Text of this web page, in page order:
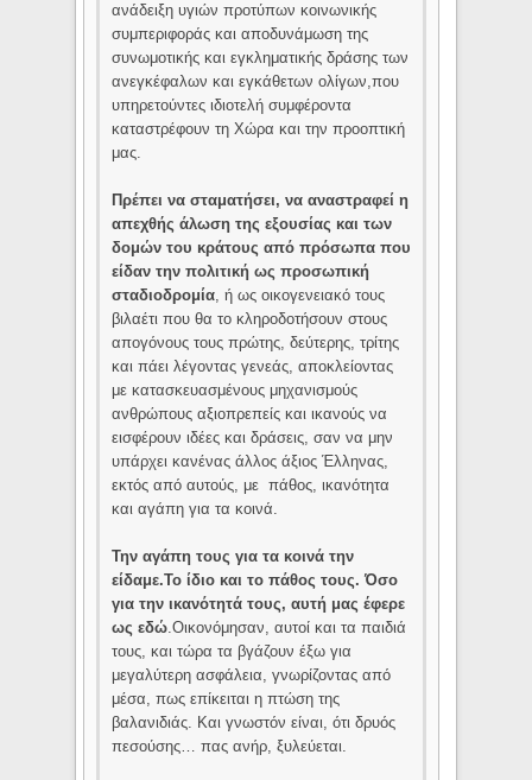
ανάδειξη υγιών προτύπων κοινωνικής
συμπεριφοράς και αποδυνάμωση της
συνωμοτικής και εγκληματικής δράσης των
ανεγκέφαλων και εγκάθετων ολίγων,που
υπηρετούντες ιδιοτελή συμφέροντα
καταστρέφουν τη Χώρα και την προοπτική
μας.
Πρέπει να σταματήσει, να αναστραφεί η
απεχθής άλωση της εξουσίας και των
δομών του κράτους από πρόσωπα που
είδαν την πολιτική ως προσωπική
σταδιοδρομία, ή ως οικογενειακό τους
βιλαέτι που θα το κληροδοτήσουν στους
απογόνους τους πρώτης, δεύτερης, τρίτης
και πάει λέγοντας γενεάς, αποκλείοντας
με κατασκευασμένους μηχανισμούς
ανθρώπους αξιοπρεπείς και ικανούς να
εισφέρουν ιδέες και δράσεις, σαν να μην
υπάρχει κανένας άλλος άξιος Έλληνας,
εκτός από αυτούς, με πάθος, ικανότητα
και αγάπη για τα κοινά.
Την αγάπη τους για τα κοινά την
είδαμε.Το ίδιο και το πάθος τους. Όσο
για την ικανότητά τους, αυτή μας έφερε
ως εδώ.Οικονόμησαν, αυτοί και τα παιδιά
τους, και τώρα τα βγάζουν έξω για
μεγαλύτερη ασφάλεια, γνωρίζοντας από
μέσα, πως επίκειται η πτώση της
βαλανιδιάς. Και γνωστόν είναι, ότι δρυός
πεσούσης… πας ανήρ, ξυλεύεται.